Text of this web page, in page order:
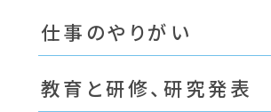
仕事のやりがい
教育と研修、研究発表